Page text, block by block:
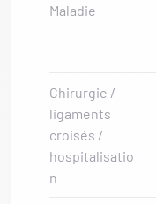
Maladie
Chirurgie /
ligaments
croisés /
hospitalisatio
n